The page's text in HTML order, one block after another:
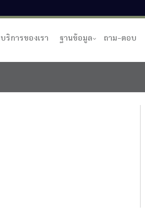
บริการของเรา ฐานข้อมูล ถาม-ตอบ